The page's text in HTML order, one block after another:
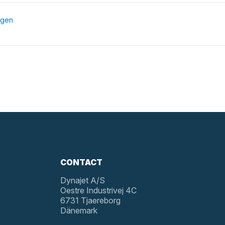
CONTACT
Dynajet A/S
Oestre Industrivej 4C
6731 Tjaereborg
Dänemark